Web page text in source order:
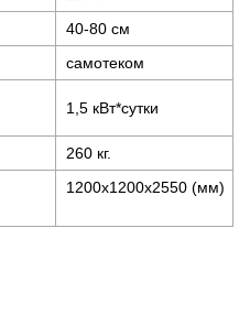
40-80 см
самотеком
1,5 кВт*сутки
260 кг.
1200x1200x2550 (мм)